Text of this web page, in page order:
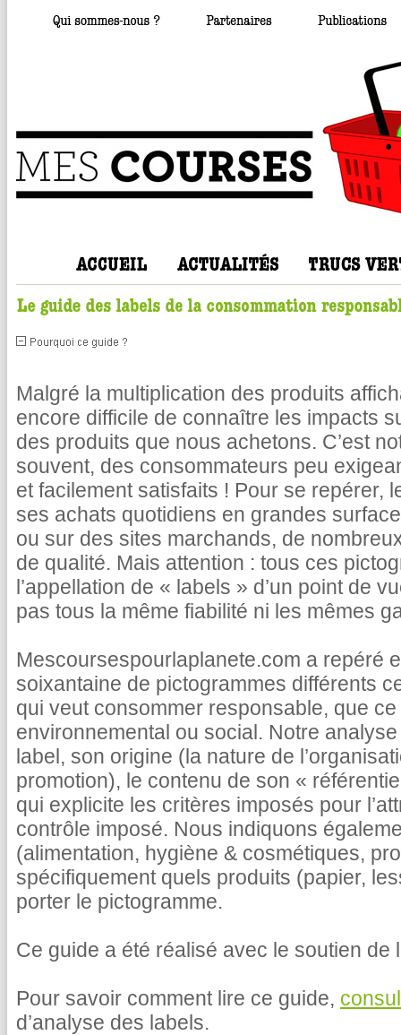
Malgré la multiplication des produits
encore difficile de connaître les impacts
des produits que nous achetons. C’est
souvent, des consommateurs peu
et facilement satisfaits ! Pour se repérer,
ses achats quotidiens en grandes
ou sur des sites marchands, de
de qualité. Mais attention : tous ces
l’appellation de « labels » d’un point de
pas tous la même fiabilité ni les mêmes
Mescoursespourlaplanete.com a repéré
soixantaine de pictogrammes différents
qui veut consommer responsable, que ce
environnemental ou social. Notre
label, son origine (la nature de
promotion), le contenu de son «
qui explicite les critères imposés pour
contrôle imposé. Nous indiquons
(alimentation, hygiène & cosmétiques,
spécifiquement quels produits (papier,
porter le pictogramme.
Ce guide a été réalisé avec le soutien de
Pour savoir comment lire ce guide,
d’analyse des labels.